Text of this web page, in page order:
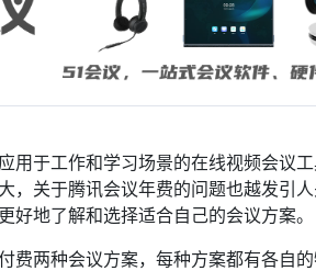
用于工作和学习场景的在线视频会议
，关于腾讯会议年费的问题也越发引
好地了解和选择适合自己的会议方案。
费两种会议方案，每种方案都有各自